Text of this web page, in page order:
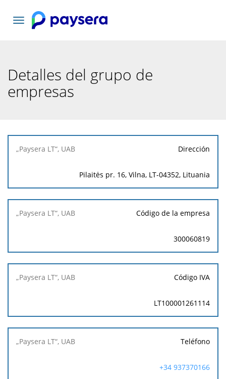
Toggle
navigation
Detalles del grupo de
empresas
„Paysera
Dirección
Pilaitės pr. 16, Vilna, LT-04352, Lituania
Código de la empresa
300060819
Código IVA
LT100001261114
Teléfono
+34 937370166